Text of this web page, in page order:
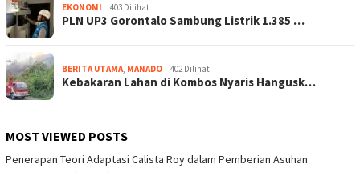
EKONOMI 403 Dilihat
PLN UP3 Gorontalo Sambung Listrik 1.385 …
BERITA UTAMA MANADO 402 Dilihat
Kebakaran Lahan di Kombos Nyaris Hangusk…
MOST VIEWED POSTS
Penerapan Teori Adaptasi Calista Roy dalam Pemberian Asuhan